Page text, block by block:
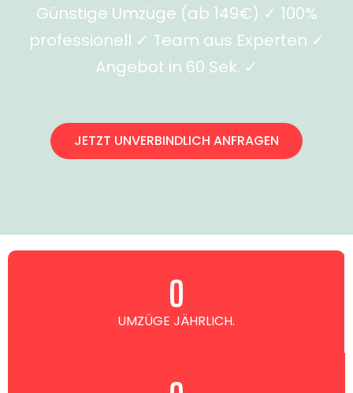
Günstige Umzüge (ab 149€) ✓ 100%
professionell ✓ Team aus Experten ✓
Angebot in 60 Sek. ✓
JETZT UNVERBINDLICH ANFRAGEN
UMZÜGE JÄHRLICH.
0